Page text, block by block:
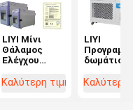
LIYI Μίνι
Θάλαμος
Ελέγχου
Θερμοκρασίας
Καλύτερη τιμή
LIYI
δωμάτιο
Καλύτερη